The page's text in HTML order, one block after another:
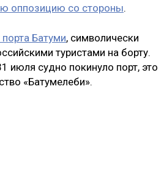
оппозицию со стороны.
Батуми, символически
туристами на борту.
июля судно покинуло порт, это
«Батумелеби».